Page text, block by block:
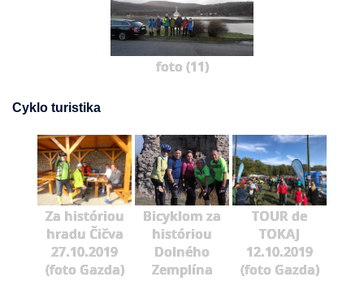
foto (11)
Cyklo turistika
Za históriou
hradu Čičva
27.10.2019
(foto Gazda)
Bicyklom za
históriou
Dolného
Zemplína
TOUR de
TOKAJ
12.10.2019
(foto Gazda)